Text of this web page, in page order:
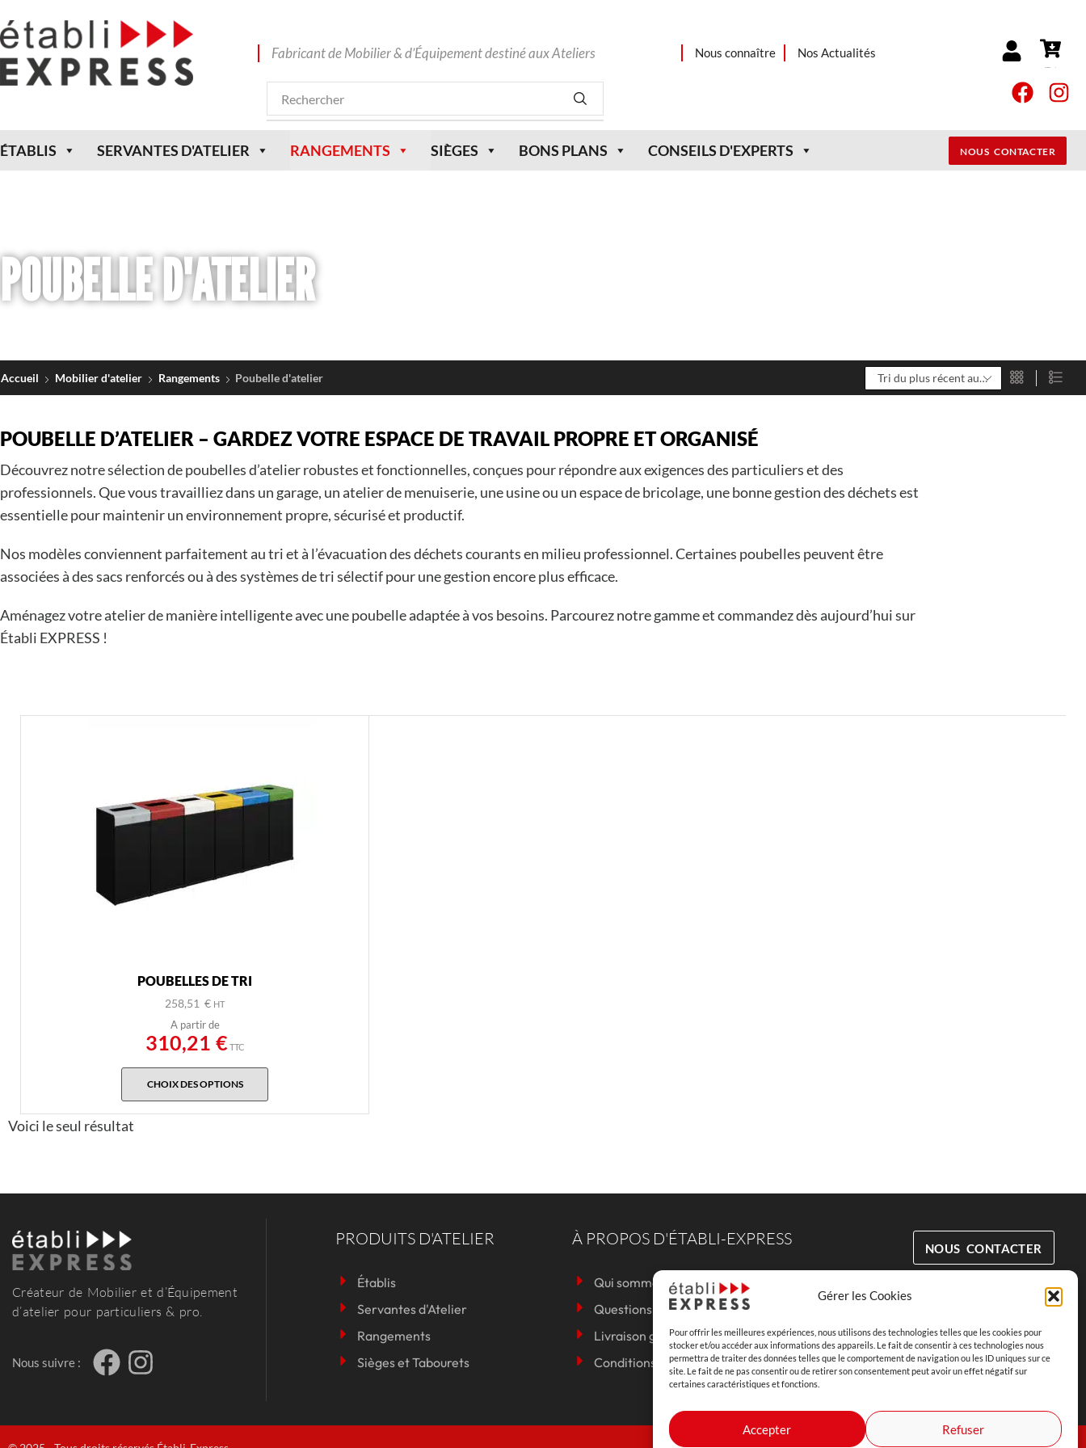
Gérer les Cookies
Pour offrir les meilleures expériences, nous utilisons des technologies telles que les cookies pour
stocker et/ou accéder aux informations des appareils. Le fait de consentir à ces technologies nous
permettra de traiter des données telles que le comportement de navigation ou les ID uniques sur ce
site. Le fait de ne pas consentir ou de retirer son consentement peut avoir un effet négatif sur
certaines caractéristiques et fonctions.
Accepter Refuser
Fabricant de Mobilier & d’Équipement destiné aux Ateliers Nous connaître Nos Actualités
ÉTABLIS SERVANTES D'ATELIER RANGEMENTS SIÈGES BONS PLANS CONSEILS D'EXPERTS NOUS CONTACTER
POUBELLE D'ATELIER
Accueil Mobilier d'atelier Rangements Poubelle d'atelier
POUBELLE D’ATELIER – GARDEZ VOTRE ESPACE DE TRAVAIL PROPRE ET ORGANISÉ
Découvrez notre sélection de poubelles d’atelier robustes et fonctionnelles, conçues pour répondre aux exigences des particuliers et des
professionnels. Que vous travailliez dans un garage, un atelier de menuiserie, une usine ou un espace de bricolage, une bonne gestion des déchets est
essentielle pour maintenir un environnement propre, sécurisé et productif.
Nos modèles conviennent parfaitement au tri et à l’évacuation des déchets courants en milieu professionnel. Certaines poubelles peuvent être
associées à des sacs renforcés ou à des systèmes de tri sélectif pour une gestion encore plus efficace.
Aménagez votre atelier de manière intelligente avec une poubelle adaptée à vos besoins. Parcourez notre gamme et commandez dès aujourd’hui sur
Établi EXPRESS !
POUBELLES DE TRI
258,51 € HT
310,21 € TTC
CHOIX DES OPTIONS
Voici le seul résultat
Créateur de Mobilier et d’Équipement
d’atelier pour particuliers & pro.
Nous suivre :
PRODUITS D'ATELIER
Établis
Servantes d'Atelier
Rangements
Sièges et Tabourets
À PROPOS D'ÉTABLI-EXPRESS
Qui sommes-nous ?
Questions Fréquentes
Livraison gratuite
Conditions Générales de Vente
NOUS CONTACTER